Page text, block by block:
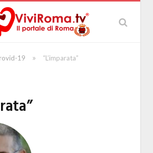
19 » “L’imparata”